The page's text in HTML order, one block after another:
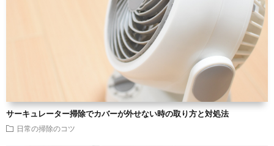
サーキュレーター掃除でカバーが外せない時の取り方と対処法
日常の掃除のコツ